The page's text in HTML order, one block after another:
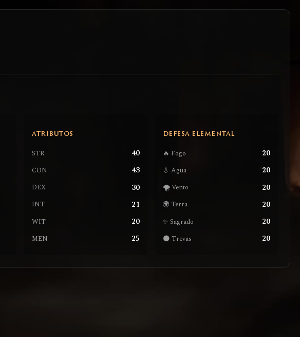
ATRIBUTOS
STR 40
CON 43
DEX 30
INT 21
WIT 20
MEN 25
DEFESA ELEMENTAL
🔥 Fogo 20
💧 Água 20
🌪️ Vento 20
🌍 Terra 20
✨ Sagrado 20
🌑 Trevas 20